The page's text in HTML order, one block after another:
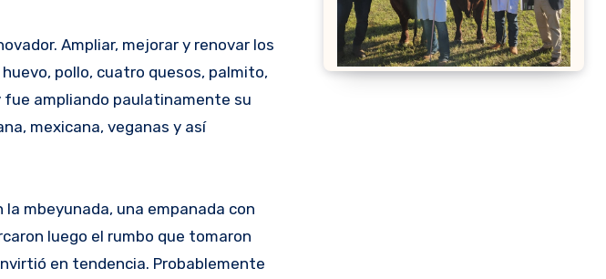
Ampliar, mejorar y renovar los
pollo, cuatro quesos, palmito,
fue ampliando paulatinamente su
mexicana, veganas y así
mbeyunada, una empanada con
luego el rumbo que tomaron
en tendencia. Probablemente